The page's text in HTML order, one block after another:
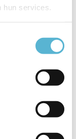
hun services.
8 werkdagen